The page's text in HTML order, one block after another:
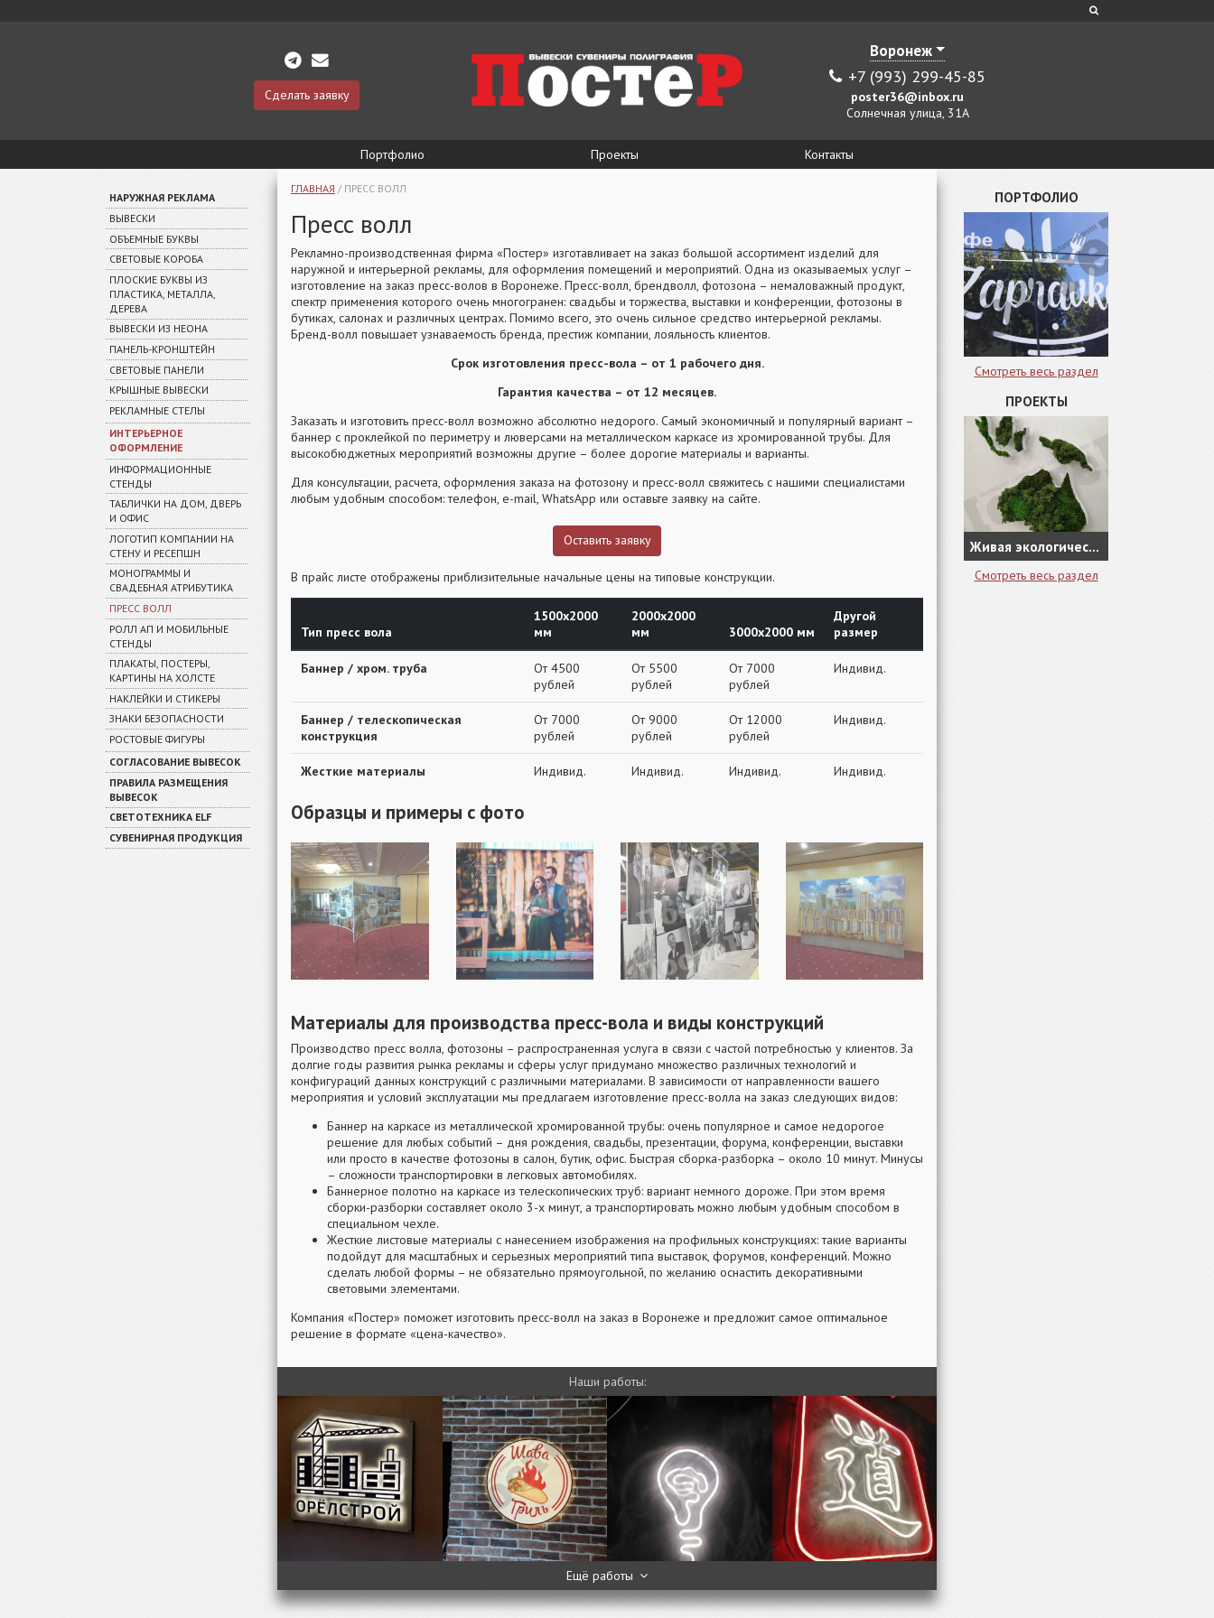
Сделать заявку
Воронеж
+7 (993) 299-45-85
poster36@inbox.ru
Солнечная улица, 31А
Портфолио Проекты Контакты
НАРУЖНАЯ РЕКЛАМА
ВЫВЕСКИ
ОБЪЕМНЫЕ БУКВЫ
СВЕТОВЫЕ КОРОБА
ПЛОСКИЕ БУКВЫ ИЗ
ПЛАСТИКА, МЕТАЛЛА,
ДЕРЕВА
ВЫВЕСКИ ИЗ НЕОНА
ПАНЕЛЬ-КРОНШТЕЙН
СВЕТОВЫЕ ПАНЕЛИ
КРЫШНЫЕ ВЫВЕСКИ
РЕКЛАМНЫЕ СТЕЛЫ
ИНТЕРЬЕРНОЕ
ОФОРМЛЕНИЕ
ИНФОРМАЦИОННЫЕ
СТЕНДЫ
ТАБЛИЧКИ НА ДОМ, ДВЕРЬ
И ОФИС
ЛОГОТИП КОМПАНИИ НА
СТЕНУ И РЕСЕПШН
МОНОГРАММЫ И
СВАДЕБНАЯ АТРИБУТИКА
ПРЕСС ВОЛЛ
РОЛЛ АП И МОБИЛЬНЫЕ
СТЕНДЫ
ПЛАКАТЫ, ПОСТЕРЫ,
КАРТИНЫ НА ХОЛСТЕ
НАКЛЕЙКИ И СТИКЕРЫ
ЗНАКИ БЕЗОПАСНОСТИ
РОСТОВЫЕ ФИГУРЫ
СОГЛАСОВАНИЕ ВЫВЕСОК
ПРАВИЛА РАЗМЕЩЕНИЯ
ВЫВЕСОК
СВЕТОТЕХНИКА ELF
СУВЕНИРНАЯ ПРОДУКЦИЯ
ГЛАВНАЯ / ПРЕСС ВОЛЛ
Пресс волл
Рекламно-производственная фирма «Постер» изготавливает на заказ большой ассортимент изделий для
наружной и интерьерной рекламы, для оформления помещений и мероприятий. Одна из оказываемых услуг –
изготовление на заказ пресс-волов в Воронеже. Пресс-волл, брендволл, фотозона – немаловажный продукт,
спектр применения которого очень многогранен: свадьбы и торжества, выставки и конференции, фотозоны в
бутиках, салонах и различных центрах. Помимо всего, это очень сильное средство интерьерной рекламы.
Бренд-волл повышает узнаваемость бренда, престиж компании, лояльность клиентов.
Срок изготовления пресс-вола – от 1 рабочего дня.
Гарантия качества – от 12 месяцев.
Заказать и изготовить пресс-волл возможно абсолютно недорого. Самый экономичный и популярный вариант –
баннер с проклейкой по периметру и люверсами на металлическом каркасе из хромированной трубы. Для
высокобюджетных мероприятий возможны другие – более дорогие материалы и варианты.
Для консультации, расчета, оформления заказа на фотозону и пресс-волл свяжитесь с нашими специалистами
любым удобным способом: телефон, e-mail, WhatsApp или оставьте заявку на сайте.
Оставить заявку
В прайс листе отображены приблизительные начальные цены на типовые конструкции.
Тип пресс вола
1500х2000
мм
2000х2000
мм
3000х2000 мм
Другой
размер
Баннер / хром. труба
От 4500
рублей
От 5500
рублей
От 7000
рублей
Индивид.
Баннер / телескопическая
конструкция
От 7000
рублей
От 9000
рублей
От 12000
рублей
Индивид.
Жесткие материалы Индивид. Индивид. Индивид. Индивид.
Образцы и примеры с фото
Материалы для производства пресс-вола и виды конструкций
Производство пресс волла, фотозоны – распространенная услуга в связи с частой потребностью у клиентов. За
долгие годы развития рынка рекламы и сферы услуг придумано множество различных технологий и
конфигураций данных конструкций с различными материалами. В зависимости от направленности вашего
мероприятия и условий эксплуатации мы предлагаем изготовление пресс-волла на заказ следующих видов:
Баннер на каркасе из металлической хромированной трубы: очень популярное и самое недорогое
решение для любых событий – дня рождения, свадьбы, презентации, форума, конференции, выставки
или просто в качестве фотозоны в салон, бутик, офис. Быстрая сборка-разборка – около 10 минут. Минусы
– сложности транспортировки в легковых автомобилях.
Баннерное полотно на каркасе из телескопических труб: вариант немного дороже. При этом время
сборки-разборки составляет около 3-х минут, а транспортировать можно любым удобным способом в
специальном чехле.
Жесткие листовые материалы с нанесением изображения на профильных конструкциях: такие варианты
подойдут для масштабных и серьезных мероприятий типа выставок, форумов, конференций. Можно
сделать любой формы – не обязательно прямоугольной, по желанию оснастить декоративными
световыми элементами.
Компания «Постер» поможет изготовить пресс-волл на заказ в Воронеже и предложит самое оптимальное
решение в формате «цена-качество».
Наши работы:
Ещё работы
ПОРТФОЛИО
Смотреть весь раздел
ПРОЕКТЫ
Живая экологическая карта из натуральной зелени в кабинете руководителя
Смотреть весь раздел